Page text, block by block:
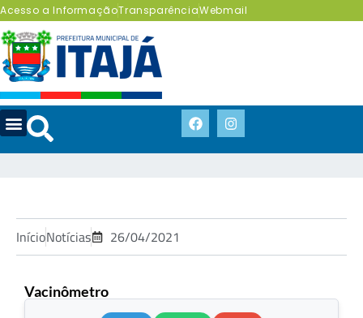
Acesso a InformaçãoTransparênciaWebmail
InícioNotícias 26/04/2021
Vacinômetro